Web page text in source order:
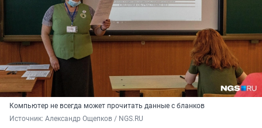
Компьютер не всегда может прочитать данные с бланков
Источник: Александр Ощепков / NGS.RU